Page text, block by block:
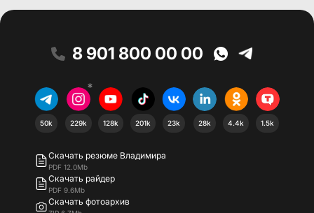
8 901 800 00 00
50k
*
229k 128k 201k 23k 28k 4.4k 1.5k
Скачать резюме Владимира
PDF 12.0Mb
Скачать райдер
PDF 9.6Mb
Скачать фотоархив